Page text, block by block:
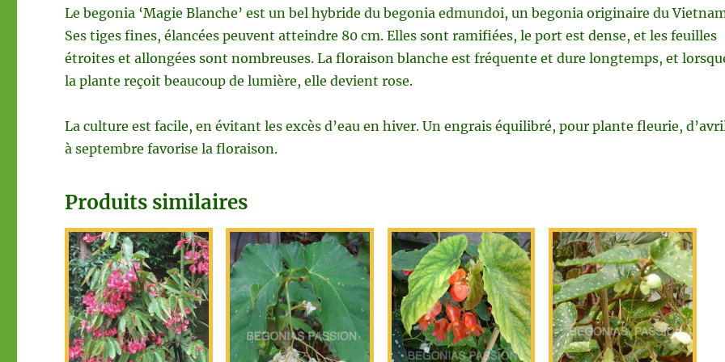
Le begonia ‘Magie Blanche’ est un bel hybride du begonia edmundoi, un begonia originaire du
Ses tiges fines, élancées peuvent atteindre 80 cm. Elles sont ramifiées, le port est dense, et les feuilles
étroites et allongées sont nombreuses. La floraison blanche est fréquente et dure longtemps, et
la plante reçoit beaucoup de lumière, elle devient rose.
La culture est facile, en évitant les excès d’eau en hiver. Un engrais équilibré, pour plante fleurie,
à septembre favorise la floraison.
Produits similaires